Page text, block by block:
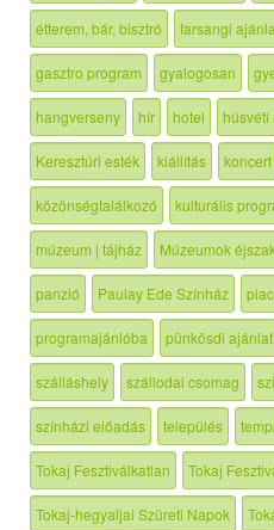
étterem, bár, bisztró farsangi
gasztro program gyalogosan
hangverseny hír hotel húsvéti
Keresztúri esték kiállítás koncert
közönségtalálkozó kulturális
múzeum | tájház Múzeumok
panzió Paulay Ede Színház
programajánlóba pünkösdi ajánlat
szálláshely szállodai csomag
színházi előadás település
Tokaj Fesztiválkatlan Tokaj
Tokaj-hegyaljai Szüreti Napok